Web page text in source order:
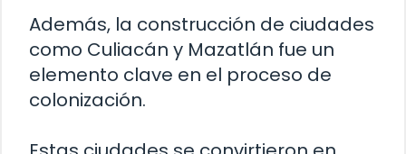
Además, la construcción de ciudades
como Culiacán y Mazatlán fue un
elemento clave en el proceso de
colonización.